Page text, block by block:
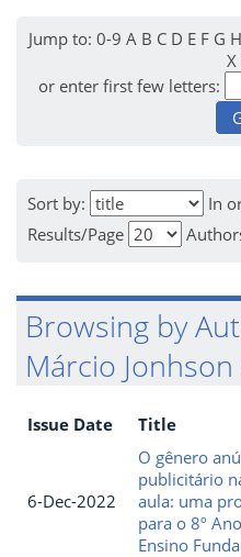
Jump to: 0-9 A B C D E F G H
X
or enter first few letters:
Sort by:
In
Results/Page
Browsing by
Márcio
Issue Date Title
6-Dec-2022
O gênero
publicitário
aula: uma
para o 8º
Ensino